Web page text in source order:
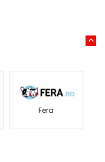
Fera